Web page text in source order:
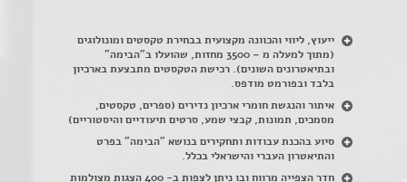
ייעוץ, ליווי והכוונה מקצועית בבחירת טקסטים ומונולוגים
(מתוך למעלה מ – 3500 מחזות, שהועלו ב"הבימה"
ובתיאטרונים השונים). רכישת הטקסטים מתבצעת בארכיון
בלבד ובפורמט מודפס.
איתור והנגשת חומרי ארכיון נדירים (ספרים, טקסטים,
מסמכים, תמונות, קבצי שמע, סרטים תיעודיים והיסטוריים)
סיוע בהכנת עבודות ותחקירים בנושא "הבימה" בפרט
והתיאטרון העברי והישראלי בכלל.
חדר הצפייה מרווח ובו ניתן לצפות ב- 400 הצגות מצולמות